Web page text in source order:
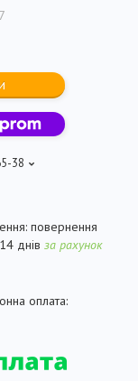
38
повернення
днів за рахунок